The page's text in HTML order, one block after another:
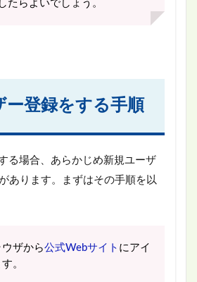
たらよいでしょう。
登録をする手順
る場合、あらかじめ新規ユーザ
あります。まずはその手順を以
ザから公式Webサイト にアイ
。